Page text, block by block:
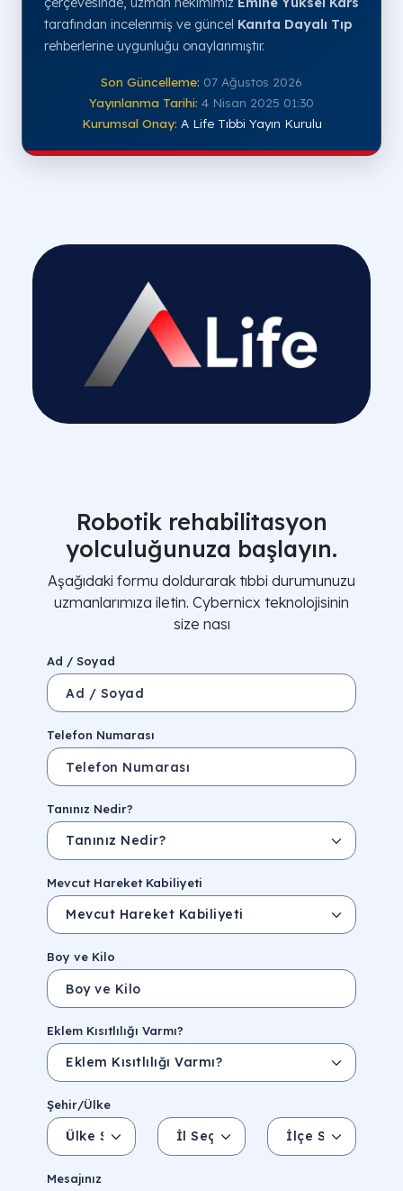
tarafından incelenmiş ve güncel Kanıta Dayalı Tıp
rehberlerine uygunluğu onaylanmıştır.
Son Güncelleme: 07 Ağustos 2026
Yayınlanma Tarihi: 4 Nisan 2025 01:30
Kurumsal Onay: A Life Tıbbi Yayın Kurulu
Robotik rehabilitasyon
yolculuğunuza başlayın.
Aşağıdaki formu doldurarak tıbbi durumunuzu
uzmanlarımıza iletin. Cybernicx teknolojisinin
size nası
Ad / Soyad
Telefon Numarası
Tanınız Nedir?
Mevcut Hareket Kabiliyeti
Boy ve Kilo
Eklem Kısıtlılığı Varmı?
Şehir/Ülke
Ülke Seçin
İl Seçin İlçe Seçin
Mesajınız